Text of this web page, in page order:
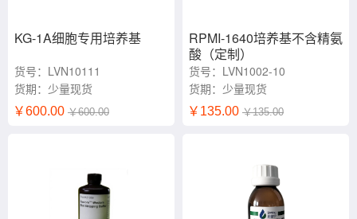
KG-1A细胞专用培养基
货号：LVN10111
货期：少量现货
￥600.00 ￥600.00
RPMI-1640培养基不含精氨
酸（定制）
货号：LVN1002-10
货期：少量现货
￥135.00 ￥135.00